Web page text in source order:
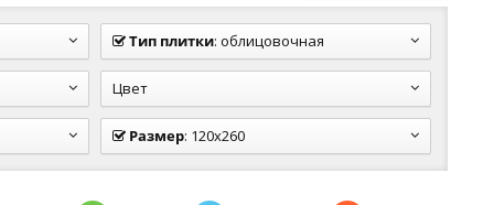
Тип плитки: облицовочная
Цвет
Размер: 120x260